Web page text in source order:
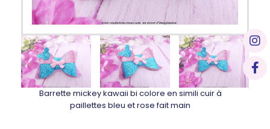
Barrette mickey kawaii bi colore en simili cuir à
paillettes bleu et rose fait main